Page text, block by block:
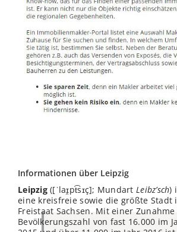
Informationen über Leipzig
Leipzig([ˈlaɪ̯pt͡sɪç]; MundartLeibz’sch)
eine kreisfreie sowie die größte Stadt
Freistaat Sachsen. Mit einer
Bevölkerungszahl von fast 16.000 im